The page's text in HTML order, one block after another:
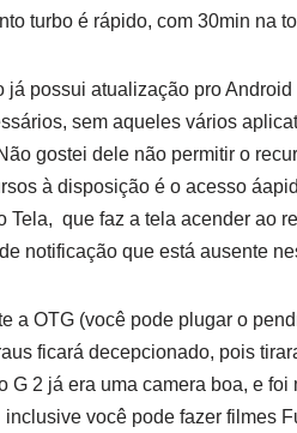
turbo é rápido, com 30min na
já possui atualização pro
sem aqueles vários
gostei dele não permitir o
à disposição é o acesso
Tela, que faz a tela acender ao
notificação que está ausente
a OTG (você pode plugar o
ficará decepcionado, pois
G 2 já era uma camera boa, e
você pode fazer filmes